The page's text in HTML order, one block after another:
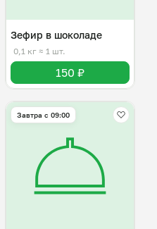
Зефир в шоколаде
0,1 кг ≈ 1 шт.
150 ₽
Завтра c 09:00